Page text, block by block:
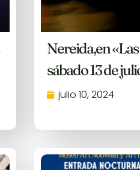
Nereida,en
sábado 13 de
julio 10, 2024